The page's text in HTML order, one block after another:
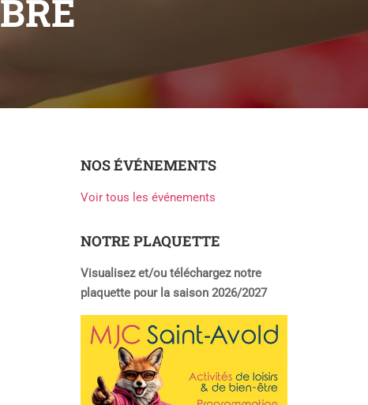
NOS ÉVÉNEMENTS
Voir tous les événements
NOTRE PLAQUETTE
Visualisez et/ou téléchargez notre
plaquette pour la saison 2026/2027